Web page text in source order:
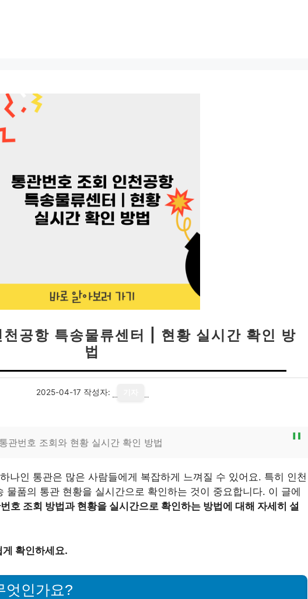
공항 특송물류센터 | 현황 실시간 확인 방
법
2025-04-17 작성자:
관번호 조회와 현황 실시간 확인 방법
나인 통관은 많은 사람들에게 복잡하게 느껴질 수 있어요. 특히 인천
물품의 통관 현황을 실시간으로 확인하는 것이 중요합니다. 이 글에
호 조회 방법과 현황을 실시간으로 확인하는 방법에 대해 자세히 설
확인하세요.
엇인가요?